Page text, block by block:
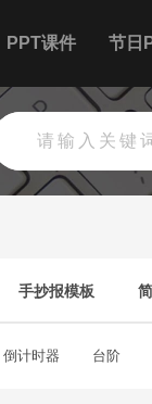
PPT课件 节日
手抄报模板
倒计时器 台阶